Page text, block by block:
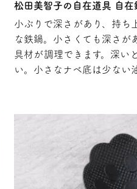
松田美智子の自在道具 自
小ぶりで深さがあり、持ち
な鉄鍋。小さくても深さが
具材が調理できます。深い
い。小さなナベ底は少ない